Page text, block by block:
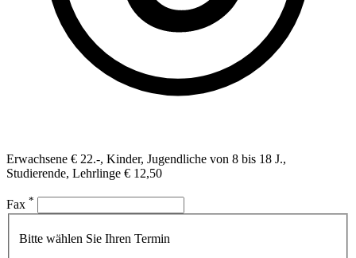
Erwachsene € 22.-, Kinder, Jugendliche von 8 bis 18 J.,
Studierende, Lehrlinge € 12,50
Fax *
Bitte wählen Sie Ihren Termin